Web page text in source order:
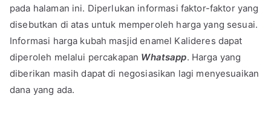
pada halaman ini. Diperlukan informasi faktor-faktor yang
disebutkan di atas untuk memperoleh harga yang sesuai.
Informasi harga kubah masjid enamel Kalideres dapat
diperoleh melalui percakapan Whatsapp. Harga yang
diberikan masih dapat di negosiasikan lagi menyesuaikan
dana yang ada.